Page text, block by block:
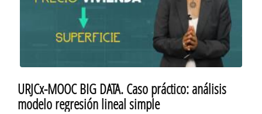
URJCx-MOOC BIG DATA. Caso práctico: análisis
modelo regresión lineal simple